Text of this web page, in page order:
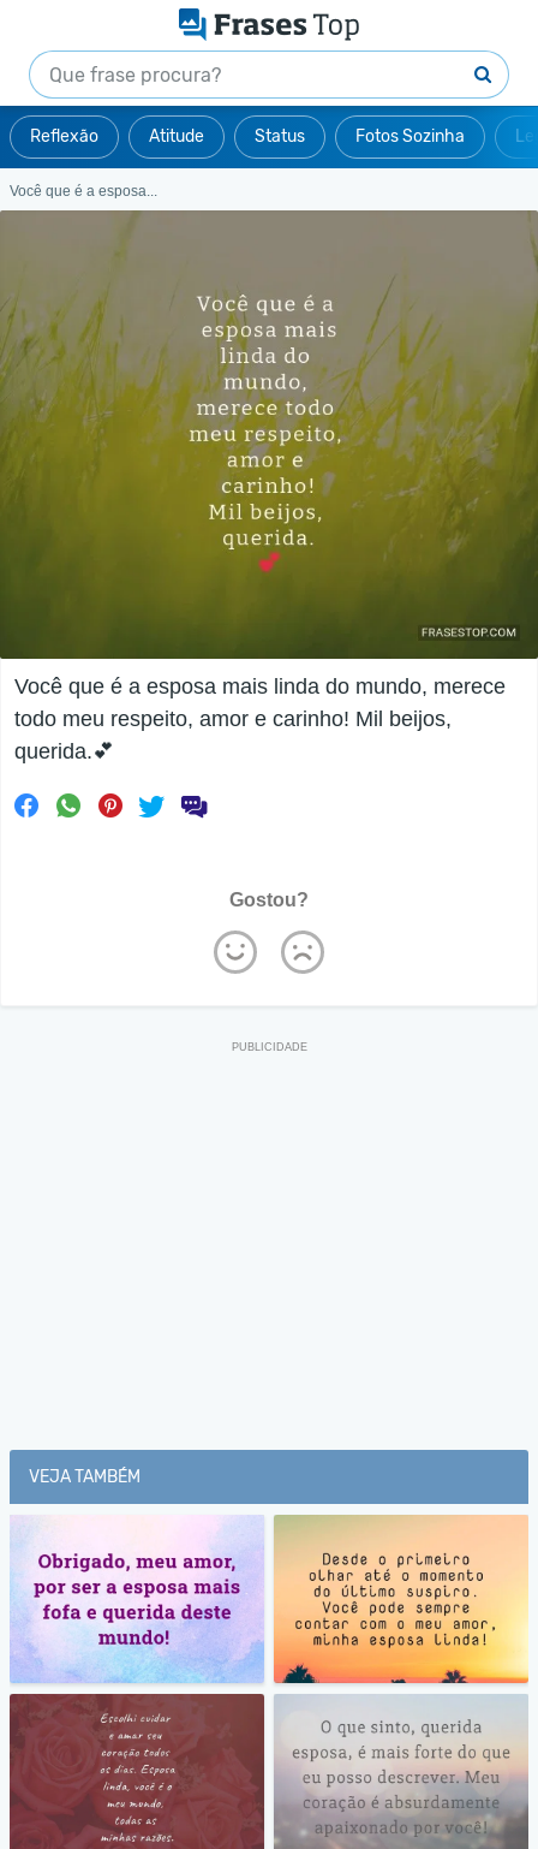
Reflexão Atitude Status Fotos Sozinha
Você que é a esposa...
Você que é a esposa mais linda do mundo, merece
todo meu respeito, amor e carinho! Mil beijos,
querida.💕
Gostou?
VEJA TAMBÉM